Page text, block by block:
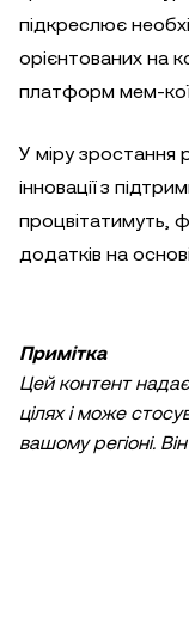
підкреслює
орієнтованих на
платформ мем-
У міру зростання
інновації з
процвітатимуть,
додатків на
Примітка
Цей контент
цілях і може
вашому регіоні.
(i) порад або